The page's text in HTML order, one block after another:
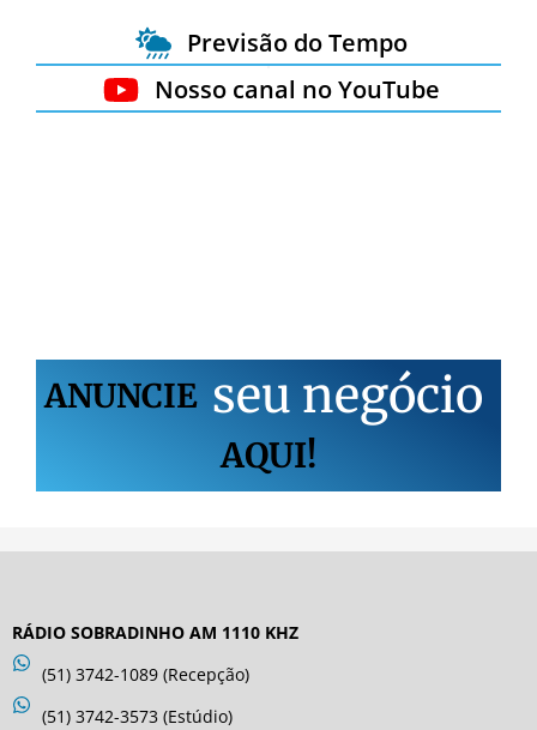
Previsão do Tempo
Nosso canal no YouTube
ANUNCIE seu negócio
AQUI!
RÁDIO SOBRADINHO AM 1110 KHZ
(51) 3742-1089 (Recepção)
(51) 3742-3573 (Estúdio)